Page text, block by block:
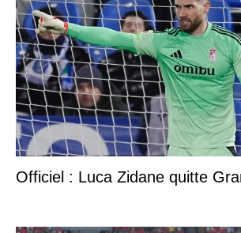
Officiel : Luca Zidane quitte